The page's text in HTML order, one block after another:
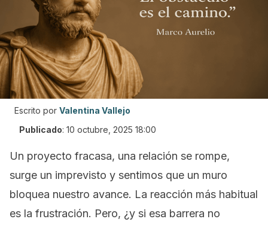
Escrito por Valentina Vallejo
Publicado: 10 octubre, 2025 18:00
Un proyecto fracasa, una relación se rompe,
surge un imprevisto y sentimos que un muro
bloquea nuestro avance. La reacción más habitual
es la frustración. Pero, ¿y si esa barrera no